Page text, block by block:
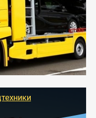
Логистик – это
несколько
в другой
доставку
маршрут с
следования.